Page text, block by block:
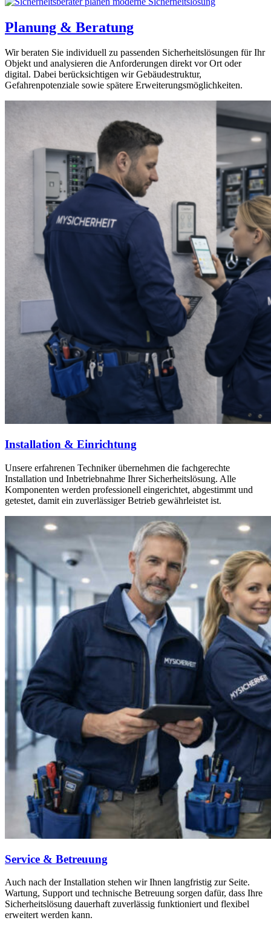
Planung & Beratung
Wir beraten Sie individuell zu passenden Sicherheitslösungen für Ihr
Objekt und analysieren die Anforderungen direkt vor Ort oder
digital. Dabei berücksichtigen wir Gebäudestruktur,
Gefahrenpotenziale sowie spätere Erweiterungsmöglichkeiten.
Installation & Einrichtung
Unsere erfahrenen Techniker übernehmen die fachgerechte
Installation und Inbetriebnahme Ihrer Sicherheitslösung. Alle
Komponenten werden professionell eingerichtet, abgestimmt und
getestet, damit ein zuverlässiger Betrieb gewährleistet ist.
Service & Betreuung
Auch nach der Installation stehen wir Ihnen langfristig zur Seite.
Wartung, Support und technische Betreuung sorgen dafür, dass Ihre
Sicherheitslösung dauerhaft zuverlässig funktioniert und flexibel
erweitert werden kann.